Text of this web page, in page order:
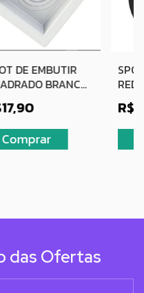
DE EMBUTIR
BRANCO
MR11 PIX
das Ofertas